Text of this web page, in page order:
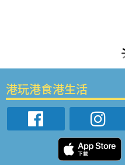
港玩港食港生活